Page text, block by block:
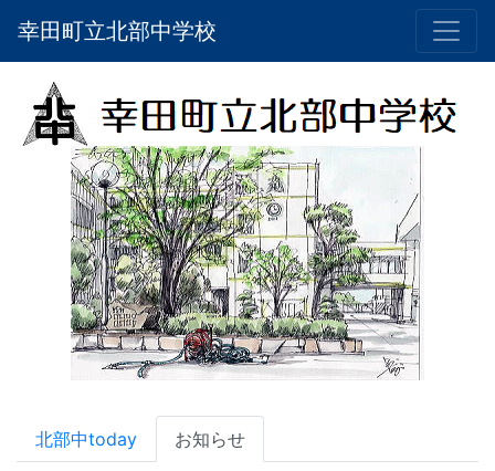
幸田町立北部中学校
北部中today お知らせ